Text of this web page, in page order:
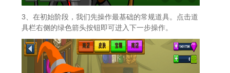
3、在初始阶段，我们先操作最基础的常规道具。点击道
具栏右侧的绿色箭头按钮即可进入下一步操作。